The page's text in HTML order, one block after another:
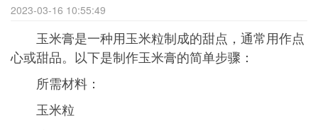
2023-03-16 10:55:49
玉米膏是一种用玉米粒制成的甜点，通常用作点
心或甜品。以下是制作玉米膏的简单步骤：
所需材料：
玉米粒